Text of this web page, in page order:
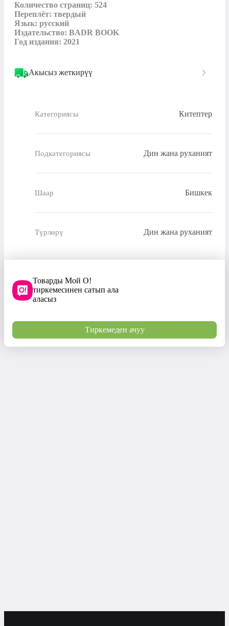
Количество страниц: 524
Переплёт: твердый
Язык: русский
Издательство: BADR BOOK
Год издания: 2021
Акысыз жеткирүү
Категориясы Китептер
Подкатегориясы Дин жана руханият
Шаар Бишкек
Түрлөрү Дин жана руханият
Товарды Мой О!
тиркемесинен сатып ала
аласыз
Тиркемеден ачуу